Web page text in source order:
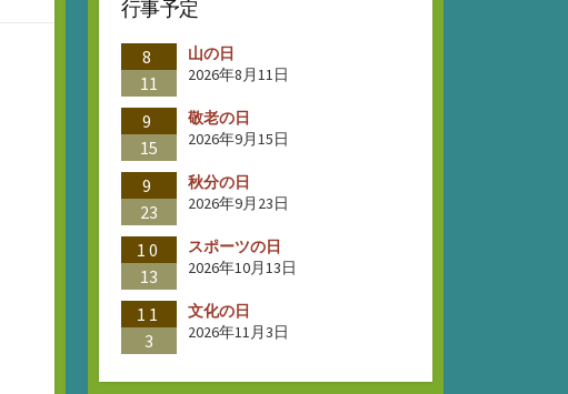
行事予定
8
11
山の日
2026年8月11日
9
15
敬老の日
2026年9月15日
9
23
秋分の日
2026年9月23日
10
13
スポーツの日
2026年10月13日
11
3
文化の日
2026年11月3日